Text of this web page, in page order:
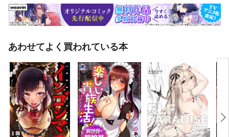
あわせてよく買われている本